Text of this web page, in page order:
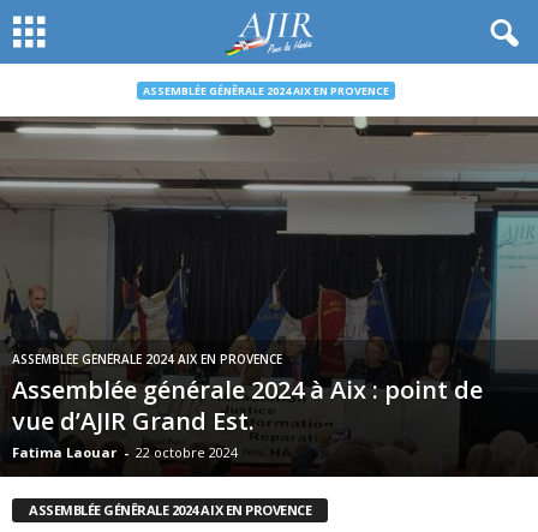
ASSEMBLÉE GÉNÊRALE 2024 AIX EN PROVENCE
ASSEMBLÉE GÉNÊRALE 2024 AIX EN PROVENCE
Assemblée générale 2024 à Aix : point de
vue d’AJIR Grand Est.
Fatima Laouar - 22 octobre 2024
ASSEMBLÉE GÉNÊRALE 2024 AIX EN PROVENCE